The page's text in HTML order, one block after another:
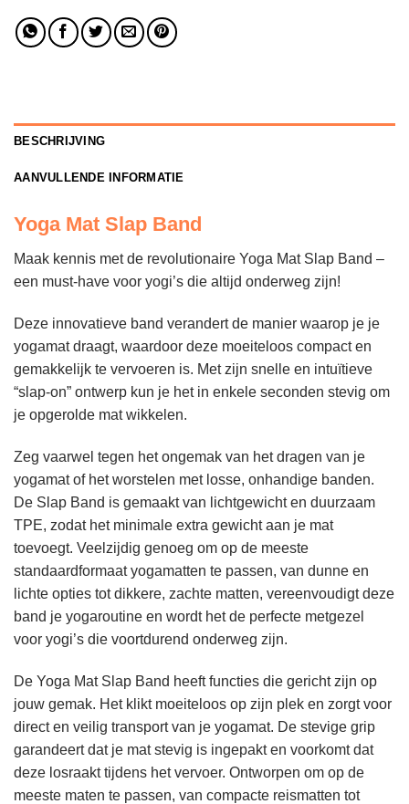
BESCHRIJVING
AANVULLENDE INFORMATIE
Yoga Mat Slap Band
Maak kennis met de revolutionaire Yoga Mat Slap Band –
een must-have voor yogi’s die altijd onderweg zijn!
Deze innovatieve band verandert de manier waarop je je
yogamat draagt, waardoor deze moeiteloos compact en
gemakkelijk te vervoeren is. Met zijn snelle en intuïtieve
“slap-on” ontwerp kun je het in enkele seconden stevig om
je opgerolde mat wikkelen.
Zeg vaarwel tegen het ongemak van het dragen van je
yogamat of het worstelen met losse, onhandige banden.
De Slap Band is gemaakt van lichtgewicht en duurzaam
TPE, zodat het minimale extra gewicht aan je mat
toevoegt. Veelzijdig genoeg om op de meeste
standaardformaat yogamatten te passen, van dunne en
lichte opties tot dikkere, zachte matten, vereenvoudigt deze
band je yogaroutine en wordt het de perfecte metgezel
voor yogi’s die voortdurend onderweg zijn.
De Yoga Mat Slap Band heeft functies die gericht zijn op
jouw gemak. Het klikt moeiteloos op zijn plek en zorgt voor
direct en veilig transport van je yogamat. De stevige grip
garandeert dat je mat stevig is ingepakt en voorkomt dat
deze losraakt tijdens het vervoer. Ontworpen om op de
meeste maten te passen, van compacte reismatten tot